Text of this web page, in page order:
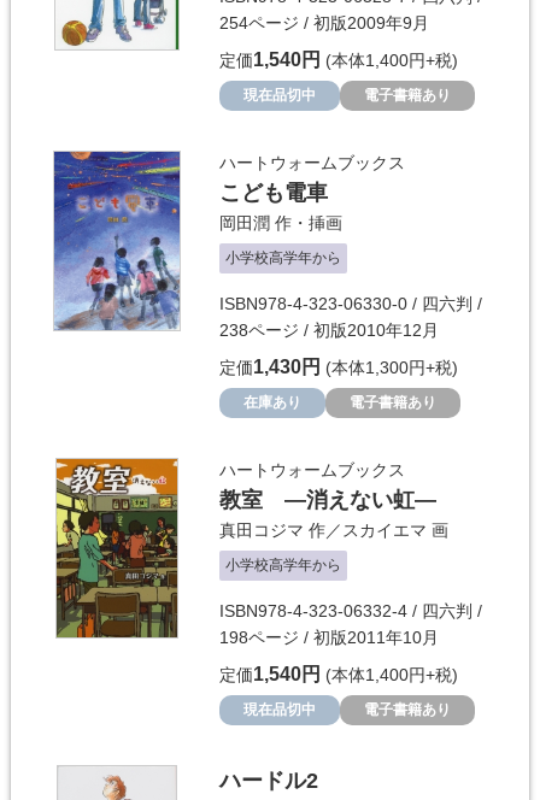
254ページ / 初版2009年9月
定価1,540円 (本体1,400円+税)
現在品切中 電子書籍あり
ハートウォームブックス
こども電車
岡田潤 作・挿画
小学校高学年から
ISBN978-4-323-06330-0 / 四六判 /
238ページ / 初版2010年12月
定価1,430円 (本体1,300円+税)
在庫あり 電子書籍あり
ハートウォームブックス
教室 ―消えない虹―
真田コジマ 作／ スカイエマ 画
小学校高学年から
ISBN978-4-323-06332-4 / 四六判 /
198ページ / 初版2011年10月
定価1,540円 (本体1,400円+税)
現在品切中 電子書籍あり
ハードル2